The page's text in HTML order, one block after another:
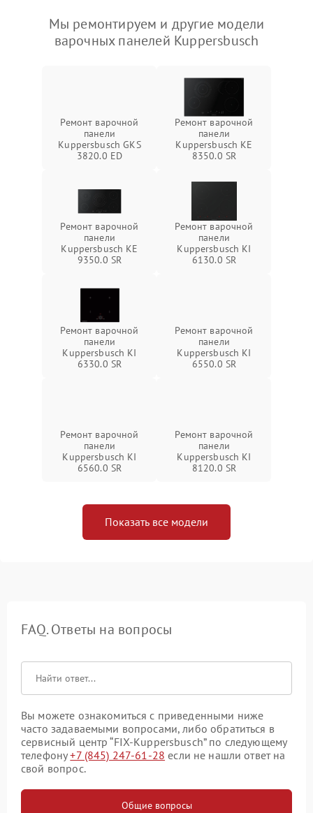
Мы ремонтируем и другие модели
варочных панелей Kuppersbusch
Ремонт варочной
панели
Kuppersbusch GKS
3820.0 ED
Ремонт варочной
панели
Kuppersbusch KE
8350.0 SR
Ремонт варочной
панели
Kuppersbusch KE
9350.0 SR
Ремонт варочной
панели
Kuppersbusch KI
6130.0 SR
Ремонт варочной
панели
Kuppersbusch KI
6330.0 SR
Ремонт варочной
панели
Kuppersbusch KI
6550.0 SR
Ремонт варочной
панели
Kuppersbusch KI
6560.0 SR
Ремонт варочной
панели
Kuppersbusch KI
8120.0 SR
Показать все модели
FAQ. Ответы на вопросы
Вы можете ознакомиться с приведенными ниже
часто задаваемыми вопросами, либо обратиться в
сервисный центр “FIX-Kuppersbusch” по следующему
телефону+7 (845) 247-61-28 если не нашли ответ на
свой вопрос.
Общие вопросы